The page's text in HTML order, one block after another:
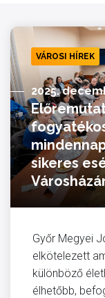
VÁROSI HÍREK
2025.
sikeres
Győr Megyei
elkötelezett
különböző
élhetőbb,